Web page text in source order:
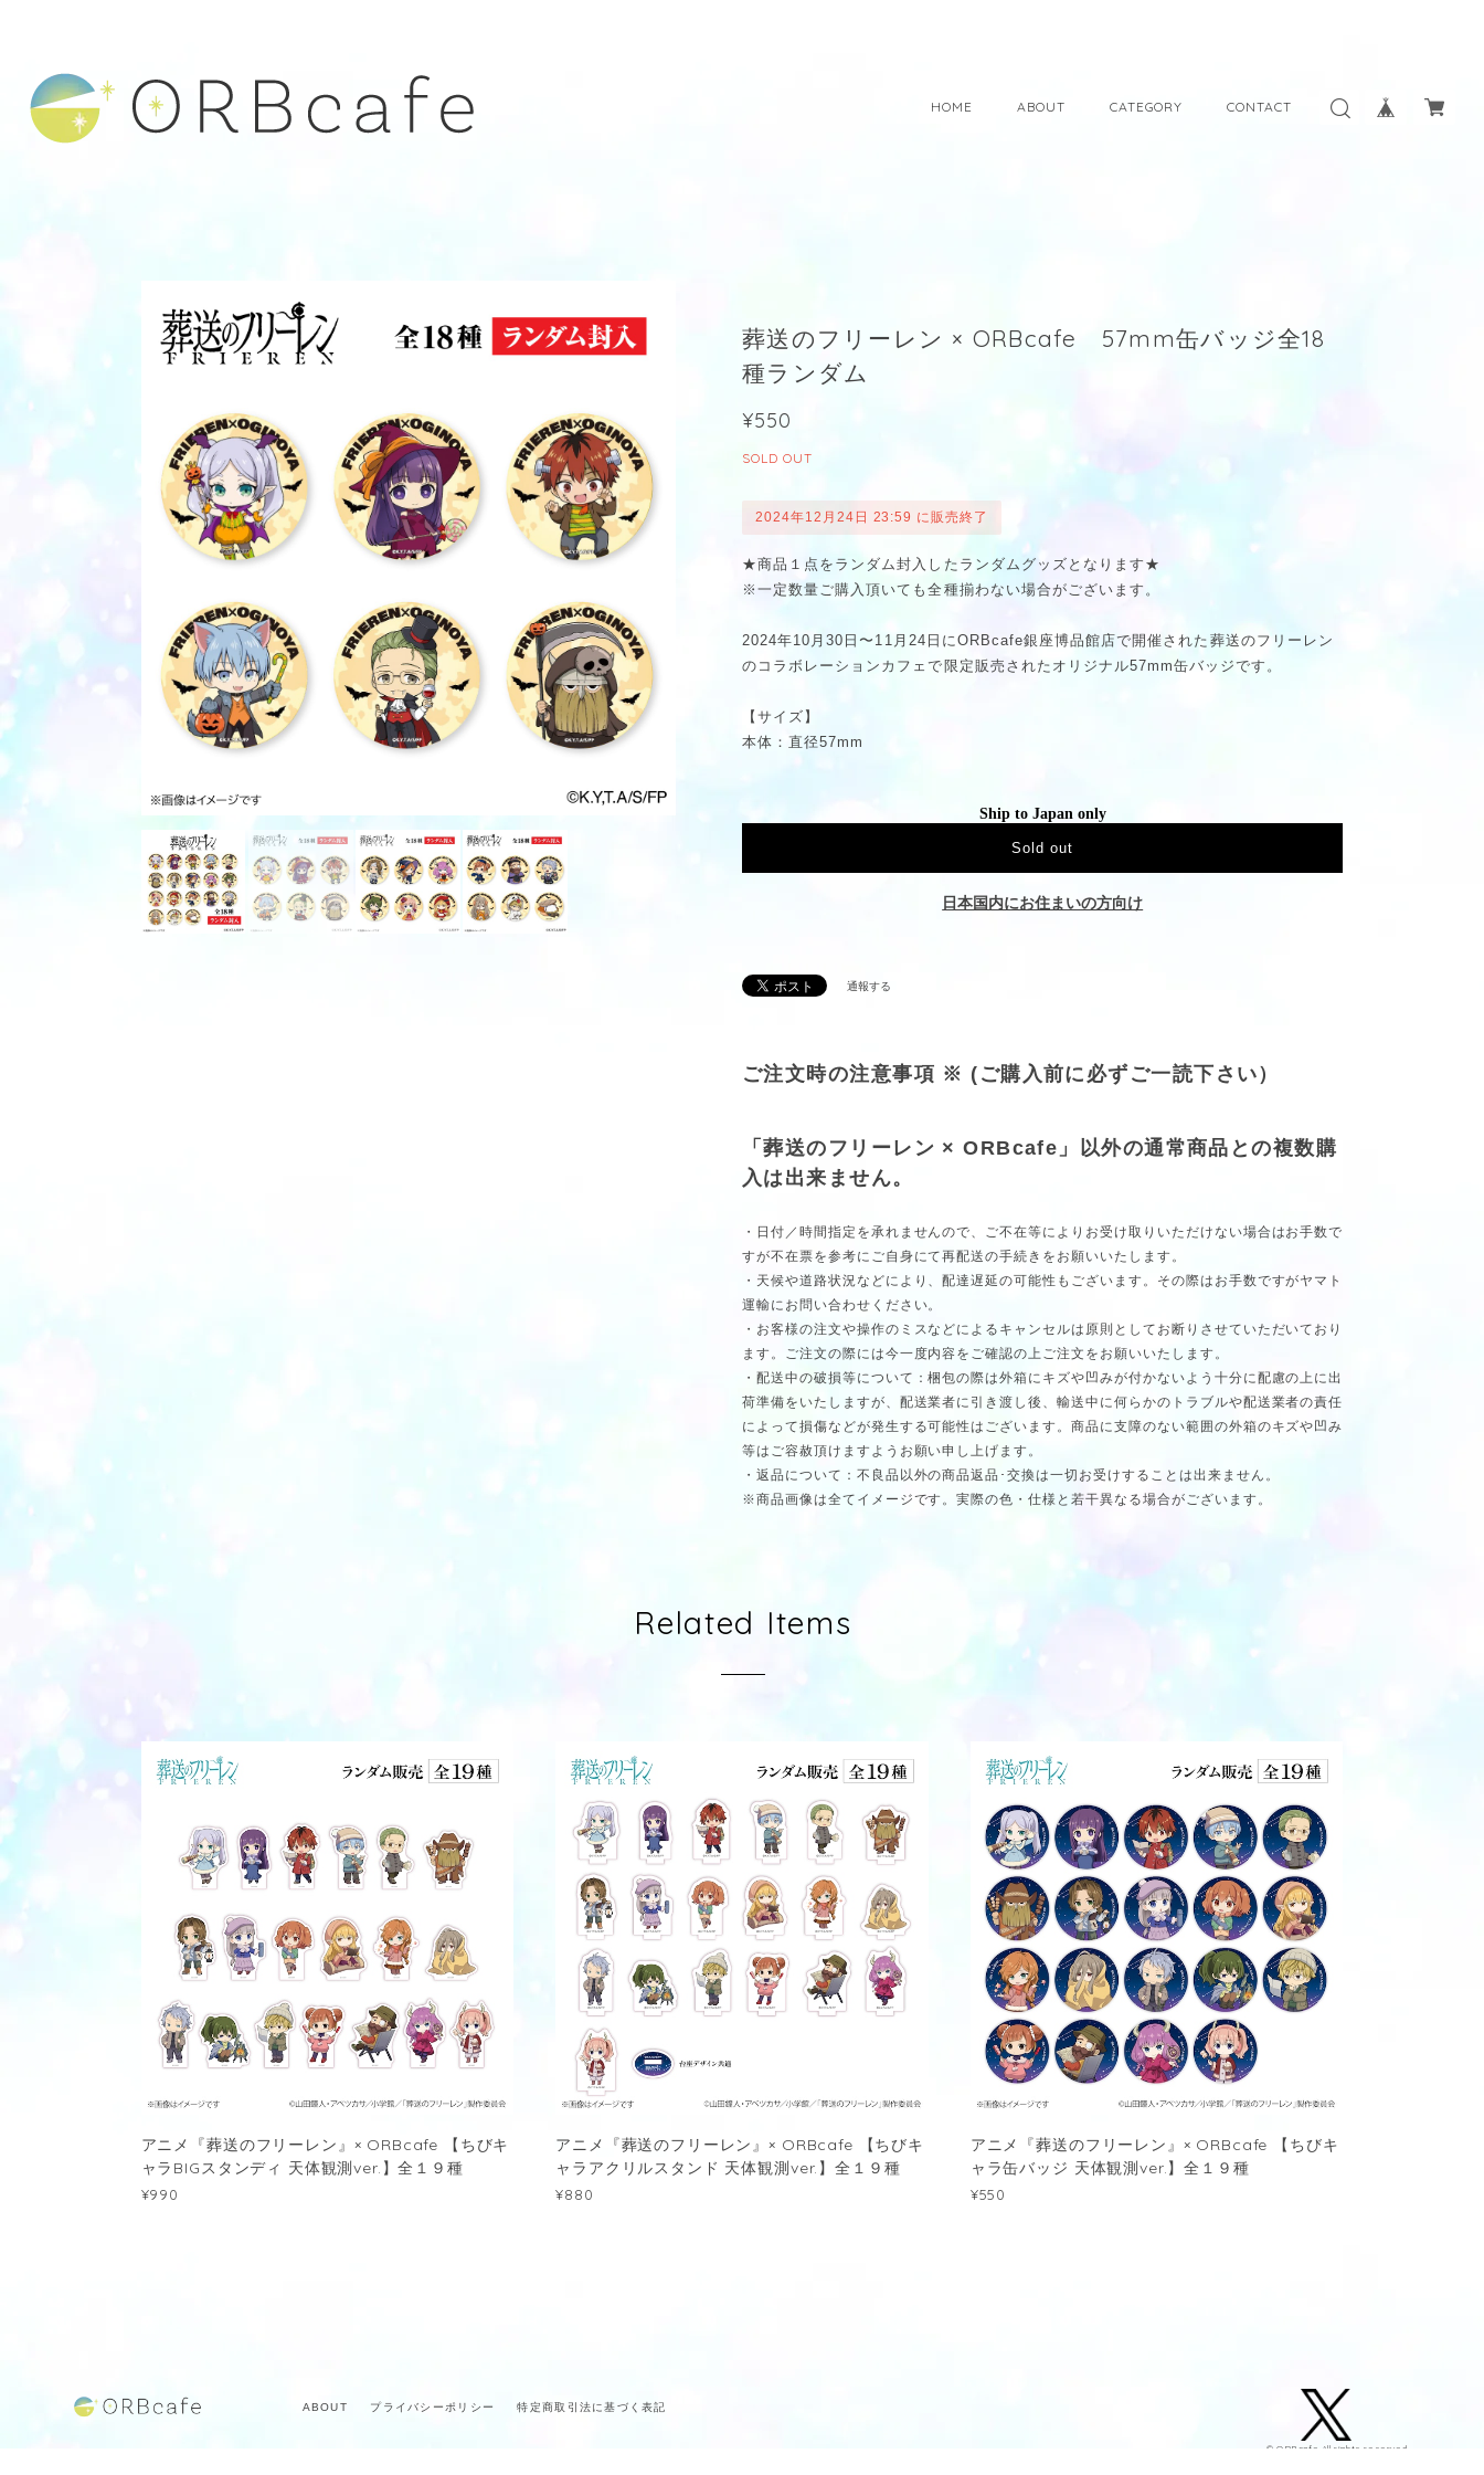
HOME ABOUT CATEGORY CONTACT
葬送のフリーレン × ORBcafe 57mm缶バッジ全18
種ランダム
¥550
SOLD OUT
2024年12月24日 23:59 に販売終了
★商品１点をランダム封入したランダムグッズとなります★
※一定数量ご購入頂いても全種揃わない場合がございます。
2024年10月30日〜11月24日にORBcafe銀座博品館店で開催された葬送のフリーレン
のコラボレーションカフェで限定販売されたオリジナル57mm缶バッジです。
【サイズ】
本体：直径57mm
Ship to Japan only
Sold out
日本国内にお住まいの方向け
通報する
ご注文時の注意事項 ※ (ご購入前に必ずご一読下さい）
「葬送のフリーレン × ORBcafe」以外の通常商品との複数購
入は出来ません。
・日付／時間指定を承れませんので、ご不在等によりお受け取りいただけない場合はお手数で
すが不在票を参考にご自身にて再配送の手続きをお願いいたします。
・天候や道路状況などにより、配達遅延の可能性もございます。その際はお手数ですがヤマト
運輸にお問い合わせください。
・お客様の注文や操作のミスなどによるキャンセルは原則としてお断りさせていただいており
ます。ご注文の際には今一度内容をご確認の上ご注文をお願いいたします。
・配送中の破損等について：梱包の際は外箱にキズや凹みが付かないよう十分に配慮の上に出
荷準備をいたしますが、配送業者に引き渡し後、輸送中に何らかのトラブルや配送業者の責任
によって損傷などが発生する可能性はございます。商品に支障のない範囲の外箱のキズや凹み
等はご容赦頂けますようお願い申し上げます。
・返品について：不良品以外の商品返品･交換は一切お受けすることは出来ません。
※商品画像は全てイメージです。実際の色・仕様と若干異なる場合がございます。
Related Items
アニメ『葬送のフリーレン』× ORBcafe 【ちびキ
ャラBIGスタンディ 天体観測ver.】全１９種
¥990
アニメ『葬送のフリーレン』× ORBcafe 【ちびキ
ャラアクリルスタンド 天体観測ver.】全１９種
¥880
アニメ『葬送のフリーレン』× ORBcafe 【ちびキ
ャラ缶バッジ 天体観測ver.】全１９種
¥550
ABOUT プライバシーポリシー 特定商取引法に基づく表記
© ORBcafe All rights reserved.